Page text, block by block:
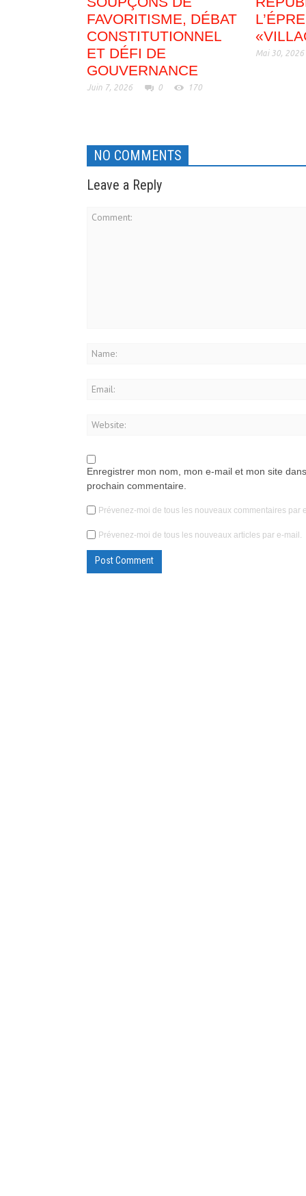
FAVORITISME, DÉBAT
CONSTITUTIONNEL
ET DÉFI DE
GOUVERNANCE
Juin 7, 2026 0 170
Mai 30, 2026
NO COMMENTS
Leave a Reply
Enregistrer mon nom, mon e-mail et mon site
prochain commentaire.
Prévenez-moi de tous les nouveaux commentaires par
Prévenez-moi de tous les nouveaux articles par e-mail.